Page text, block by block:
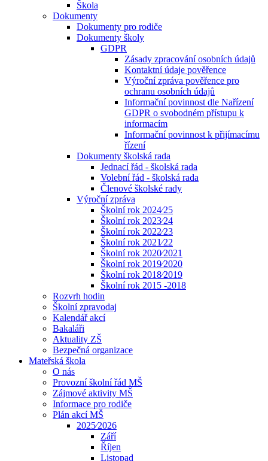
Škola
Dokumenty
Dokumenty pro rodiče
Dokumenty školy
GDPR
Zásady zpracování osobních údajů
Kontaktní údaje pověřence
Výroční zpráva pověřence pro
ochranu osobních údajů
Informační povinnost dle Nařízení
GDPR o svobodném přístupu k
informacím
Informační povinnost k přijímacímu
řízení
Dokumenty školská rada
Jednací řád - školská rada
Volební řád - školská rada
Členové školské rady
Výroční zpráva
Školní rok 2024⁄25
Školní rok 2023⁄24
Školní rok 2022⁄23
Školní rok 2021⁄22
Školní rok 2020⁄2021
Školní rok 2019⁄2020
Školní rok 2018⁄2019
Školní rok 2015 -2018
Rozvrh hodin
Školní zpravodaj
Kalendář akcí
Bakaláři
Aktuality ZŠ
Bezpečná organizace
Mateřská škola
O nás
Provozní školní řád MŠ
Zájmové aktivity MŠ
Informace pro rodiče
Plán akcí MŠ
2025⁄2026
Září
Říjen
Listopad